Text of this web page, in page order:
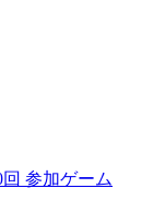
参加ゲーム